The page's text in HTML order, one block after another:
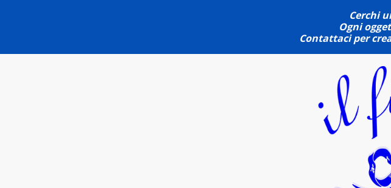
Cerchi
Ogni
Contattaci per